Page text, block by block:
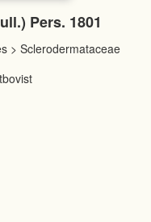
Pers. 1801
> Sclerodermataceae